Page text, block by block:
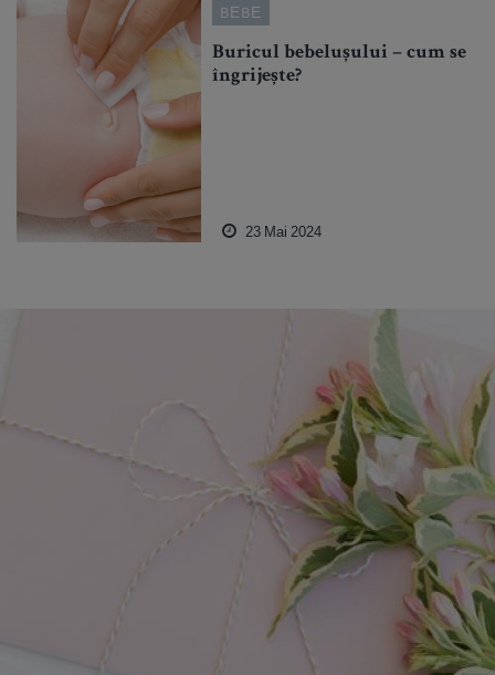
BEBE
Buricul bebelușului – cum se
îngrijește?
23 Mai 2024